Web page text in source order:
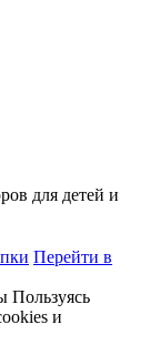
для детей и
Перейти в
Пользуясь
и